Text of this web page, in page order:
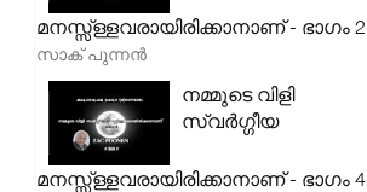
മനസ്സ്ള്ളവരായിരിക്കാനാണ് - ഭാഗം 2
സാക് പുന്നൻ
നമ്മുടെ വിളി
സ്വർഗ്ഗീയ
മനസ്സ്ള്ളവരായിരിക്കാനാണ് - ഭാഗം 4